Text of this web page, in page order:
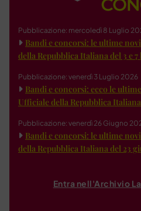
Pubblicazione: mercoledì 8 Luglio
Bandi e concorsi: le ultime
della Repubblica Italiana del 3 e
Pubblicazione: venerdì 3 Luglio 2026
Bandi e concorsi: ecco le
Ufficiale della Repubblica
Pubblicazione: venerdì 26 Giugno
Bandi e concorsi: le ultime
della Repubblica Italiana del 23
Entra nell'Archivio